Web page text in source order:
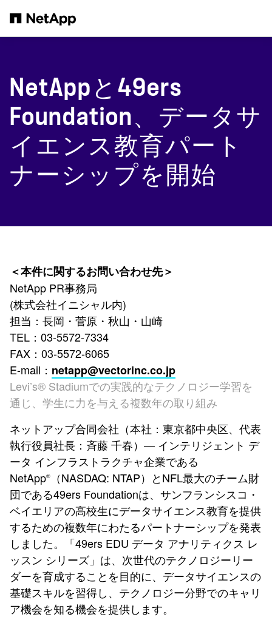
NetAppと49ers
Foundation、データサ
イエンス教育パート
ナーシップを開始
＜本件に関するお問い合わせ先＞
NetApp PR事務局
(株式会社イニシャル内)
担当：長岡・菅原・秋山・山崎
TEL：03-5572-7334
FAX：03-5572-6065
E-mail： netapp@vectorinc.co.jp
Levi’s® Stadiumでの実践的なテクノロジー学習を
通じ、学生に力を与える複数年の取り組み
ネットアップ合同会社（本社：東京都中央区、代表
執行役員社長：斉藤 千春）— インテリジェント デ
ータ インフラストラクチャ企業である
NetApp®
（NASDAQ: NTAP）とNFL最大のチーム財
団である49ers Foundationは、サンフランシスコ・
ベイエリアの高校生にデータサイエンス教育を提供
するための複数年にわたるパートナーシップを発表
しました。「49ers EDU データ アナリティクス レ
ッスン シリーズ」は、次世代のテクノロジーリー
ダーを育成することを目的に、データサイエンスの
基礎スキルを習得し、テクノロジー分野でのキャリ
ア機会を知る機会を提供します。